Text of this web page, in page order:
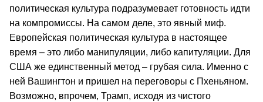
политическая культура подразумевает готовность идти
на компромиссы. На самом деле, это явный миф.
Европейская политическая культура в настоящее
время – это либо манипуляции, либо капитуляции. Для
США же единственный метод – грубая сила. Именно с
ней Вашингтон и пришел на переговоры с Пхеньяном.
Возможно, впрочем, Трамп, исходя из чистого